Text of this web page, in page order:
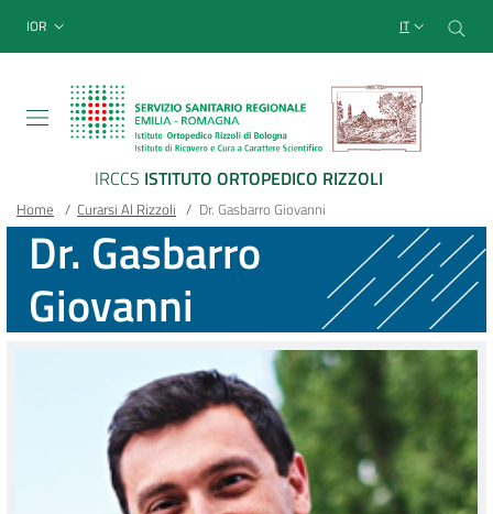
Sito Web Istituto
menu top-bar
IOR IT
IRCCS ISTITUTO ORTOPEDICO RIZZOLI
Main container
Briciole
di
pane
Home / Curarsi Al Rizzoli / Dr. Gasbarro Giovanni
Dr. Gasbarro
Giovanni